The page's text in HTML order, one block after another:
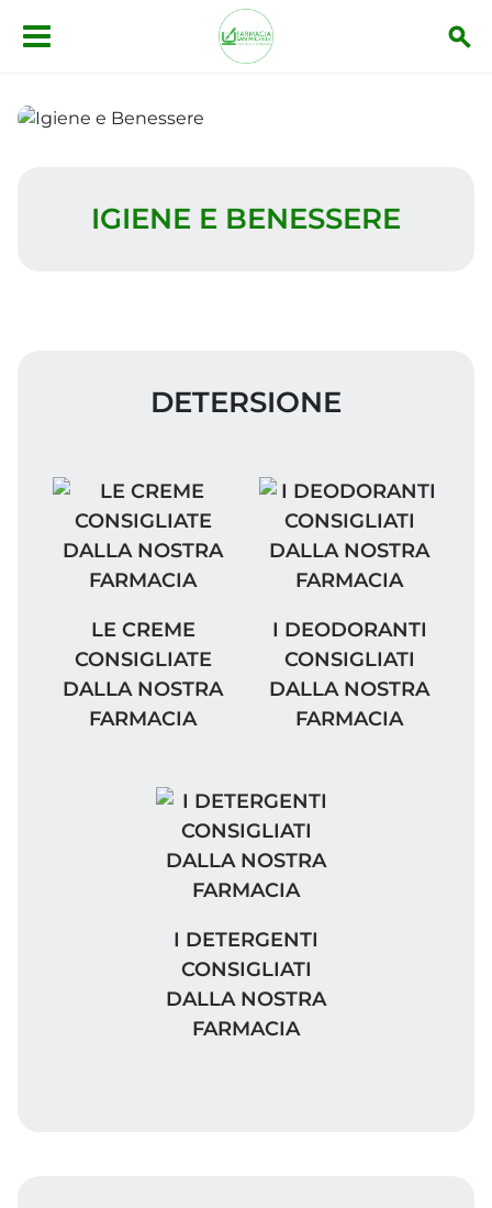
Salta al contenuto principale
IGIENE E BENESSERE
DETERSIONE
LE CREME CONSIGLIATE DALLA NOSTRA
LE CREME
CONSIGLIATE
DALLA NOSTRA
FARMACIA
I DEODORANTI
I DEODORANTI
CONSIGLIATI
DALLA NOSTRA
FARMACIA
I DETERGENTI CONSIGLIATI
I DETERGENTI
CONSIGLIATI
DALLA NOSTRA
FARMACIA